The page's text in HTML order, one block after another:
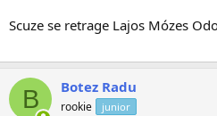
Scuze se retrage Lajos Mózes
B Botez Radu
rookie junior